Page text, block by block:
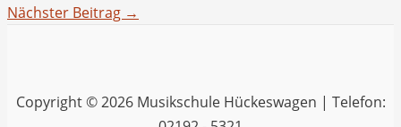
Nächster Beitrag →
Copyright © 2026 Musikschule Hückeswagen | Telefon: